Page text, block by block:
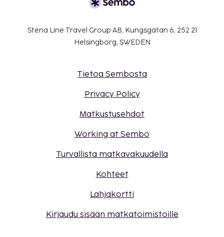
Stena Line Travel Group AB, Kungsgatan 6, 252 21
Helsingborg, SWEDEN
Tietoa Sembosta
Privacy Policy
Matkustusehdot
Working at Sembo
Turvallista matkavakuudella
Kohteet
Lahjakortti
Kirjaudu sisään matkatoimistoille